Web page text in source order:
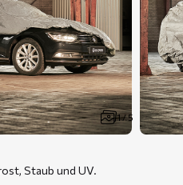
1 / 5
Staub und UV.